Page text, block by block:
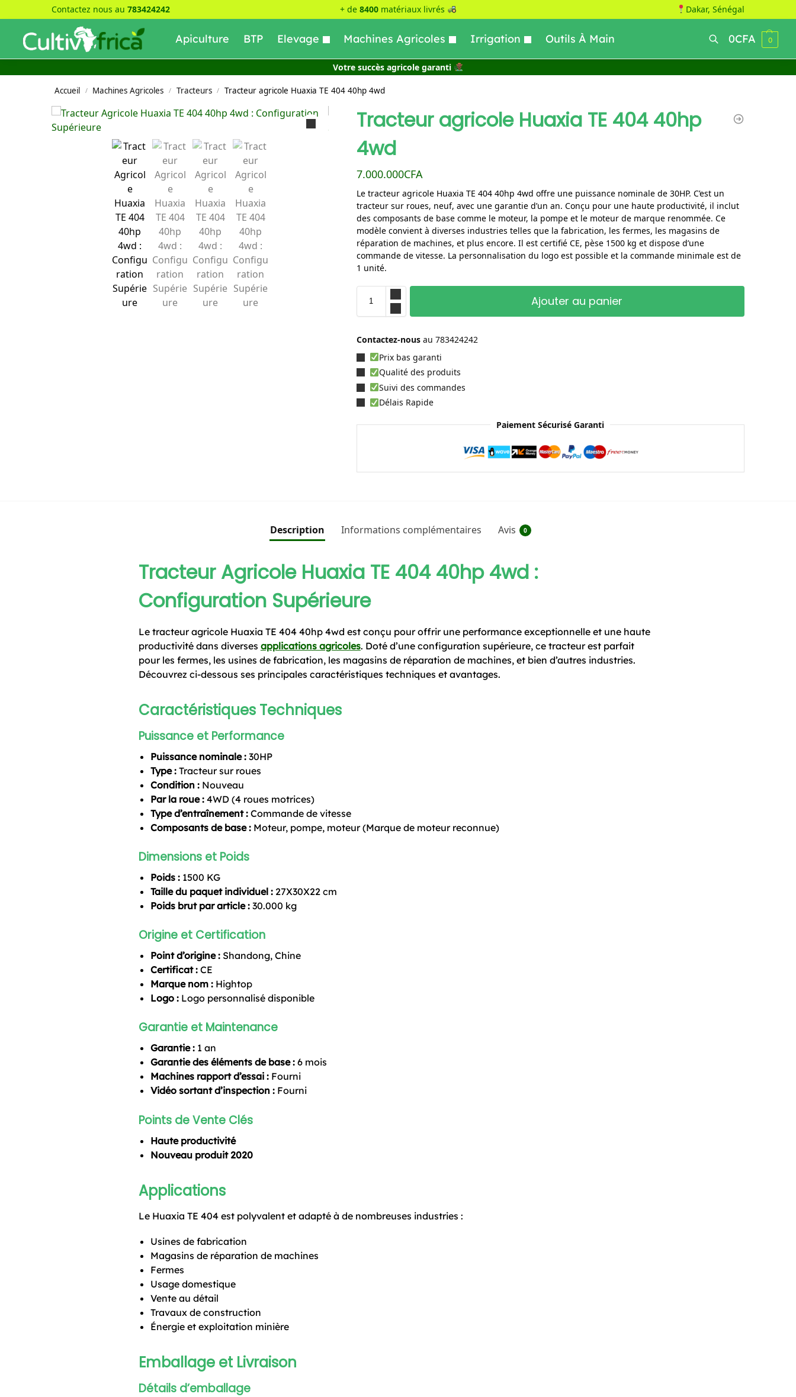
Contactez nous au 783424242 + de 8400matériaux livrés Dakar, Sénégal
Apiculture BTP Elevage Machines Agricoles Irrigation Outils À Main
Recherche
Recherche
0CFA 0
Votre succès agricole garanti
Accueil / Machines Agricoles / Tracteurs / Tracteur agricole Huaxia TE 404 40hp 4wd
Tracteur agricole Huaxia TE 404 40hp
4wd
7.000.000CFA
Le tracteur agricole Huaxia TE 404 40hp 4wd offre une puissance nominale de 30HP. C’est un
tracteur sur roues, neuf, avec une garantie d’un an. Conçu pour une haute productivité, il inclut
des composants de base comme le moteur, la pompe et le moteur de marque renommée. Ce
modèle convient à diverses industries telles que la fabrication, les fermes, les magasins de
réparation de machines, et plus encore. Il est certifié CE, pèse 1500 kg et dispose d’une
commande de vitesse. La personnalisation du logo est possible et la commande minimale est de
1 unité.
Ajouter au panier
Contactez-nous au 783424242
Prix bas garanti
Qualité des produits
Suivi des commandes
Délais Rapide
Paiement Sécurisé Garanti
Description Informations complémentaires Avis 0
Tracteur Agricole Huaxia TE 404 40hp 4wd :
Configuration Supérieure
Le tracteur agricole Huaxia TE 404 40hp 4wd est conçu pour offrir une performance exceptionnelle et une haute
productivité dans diverses applications agricoles. Doté d’une configuration supérieure, ce tracteur est parfait
pour les fermes, les usines de fabrication, les magasins de réparation de machines, et bien d’autres industries.
Découvrez ci-dessous ses principales caractéristiques techniques et avantages.
Caractéristiques Techniques
Puissance et Performance
Puissance nominale :30HP
Type :Tracteur sur roues
Condition :Nouveau
Par la roue :4WD (4 roues motrices)
Type d’entraînement :Commande de vitesse
Composants de base :Moteur, pompe, moteur (Marque de moteur reconnue)
Dimensions et Poids
Poids :1500 KG
Taille du paquet individuel :27X30X22 cm
Poids brut par article :30.000 kg
Origine et Certification
Point d’origine :Shandong, Chine
Certificat :CE
Marque nom :Hightop
Logo :Logo personnalisé disponible
Garantie et Maintenance
Garantie :1 an
Garantie des éléments de base :6 mois
Machines rapport d’essai :Fourni
Vidéo sortant d’inspection :Fourni
Points de Vente Clés
Haute productivité
Nouveau produit 2020
Applications
Le Huaxia TE 404 est polyvalent et adapté à de nombreuses industries :
Usines de fabrication
Magasins de réparation de machines
Fermes
Usage domestique
Vente au détail
Travaux de construction
Énergie et exploitation minière
Emballage et Livraison
Détails d’emballage